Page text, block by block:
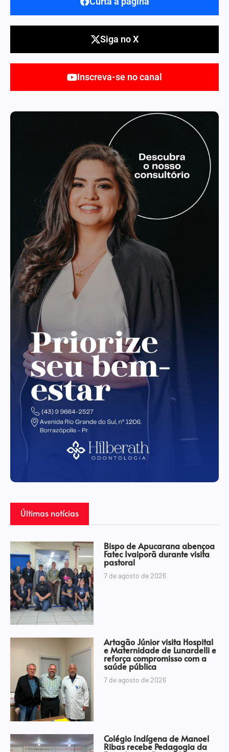
Siga no X
Inscreva-se no canal
Últimas notícias
Bispo de Apucarana abençoa
Fatec Ivaiporã durante visita
pastoral
7 de agosto de 2026
Artagão Júnior visita Hospital
e Maternidade de Lunardelli e
reforça compromisso com a
saúde pública
7 de agosto de 2026
Colégio Indígena de Manoel
Ribas recebe Pedagogia da